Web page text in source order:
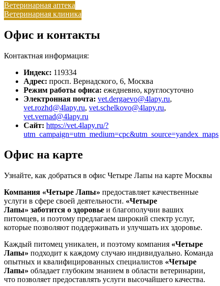
Ветеринарная аптека
Ветеринарная клиника
Офис и контакты
Контактная информация:
Индекс: 119334
Адрес: просп. Вернадского, 6, Москва
Режим работы офиса: ежедневно, круглосуточно
Электронная почта: vet.dergaevo@4lapy.ru,
vet.rozhd@4lapy.ru, vet.schelkovo@4lapy.ru,
vet.vernad@4lapy.ru
Сайт: https://vet.4lapy.ru/?
utm_campaign=utm_medium=cpc&utm_source=yandex_maps
Офис на карте
Узнайте, как добраться в офис Четыре Лапы на карте Москвы
Компания «Четыре Лапы» предоставляет качественные
услуги в сфере своей деятельности. «Четыре
Лапы» заботится о здоровье и благополучии ваших
питомцев, и поэтому предлагаем широкий спектр услуг,
которые позволяют поддерживать и улучшать их здоровье.
Каждый питомец уникален, и поэтому компания «Четыре
Лапы» подходит к каждому случаю индивидуально. Команда
опытных и квалифицированных специалистов «Четыре
Лапы» обладает глубоким знанием в области ветеринарии,
что позволяет предоставлять услуги высочайшего качества.